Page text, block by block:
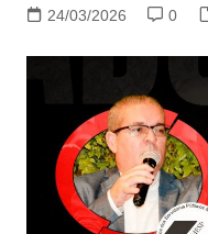
24/03/2026 0